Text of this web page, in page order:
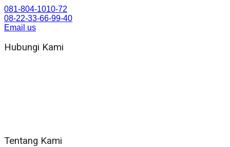
081-804-1010-72
08-22-33-66-99-40
Email us
Hubungi Kami
Tentang Kami